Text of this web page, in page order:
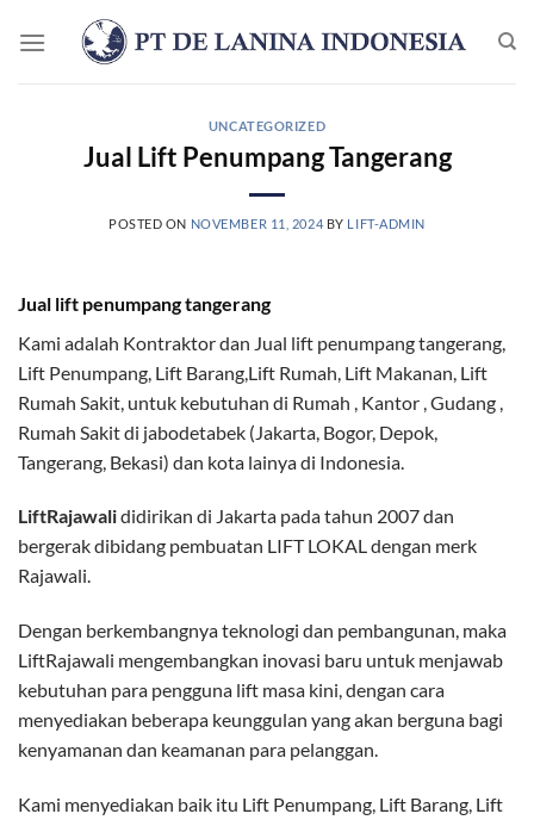
UNCATEGORIZED
Jual Lift Penumpang Tangerang
POSTED ON NOVEMBER 11, 2024 BY LIFT-ADMIN
Jual lift penumpang tangerang
Kami adalah Kontraktor dan Jual lift penumpang tangerang,
Lift Penumpang, Lift Barang,Lift Rumah, Lift Makanan, Lift
Rumah Sakit, untuk kebutuhan di Rumah , Kantor , Gudang ,
Rumah Sakit di jabodetabek (Jakarta, Bogor, Depok,
Tangerang, Bekasi) dan kota lainya di Indonesia.
LiftRajawalididirikan di Jakarta pada tahun 2007 dan
bergerak dibidang pembuatan LIFT LOKAL dengan merk
Rajawali.
Dengan berkembangnya teknologi dan pembangunan, maka
LiftRajawali mengembangkan inovasi baru untuk menjawab
kebutuhan para pengguna lift masa kini, dengan cara
menyediakan beberapa keunggulan yang akan berguna bagi
kenyamanan dan keamanan para pelanggan.
Kami menyediakan baik itu Lift Penumpang, Lift Barang, Lift